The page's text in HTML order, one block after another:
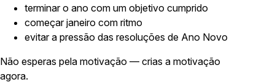
terminar o ano com um objetivo cumprido
começar janeiro com ritmo
evitar a pressão das resoluções de Ano Novo
Não esperas pela motivação — crias a motivação
agora.